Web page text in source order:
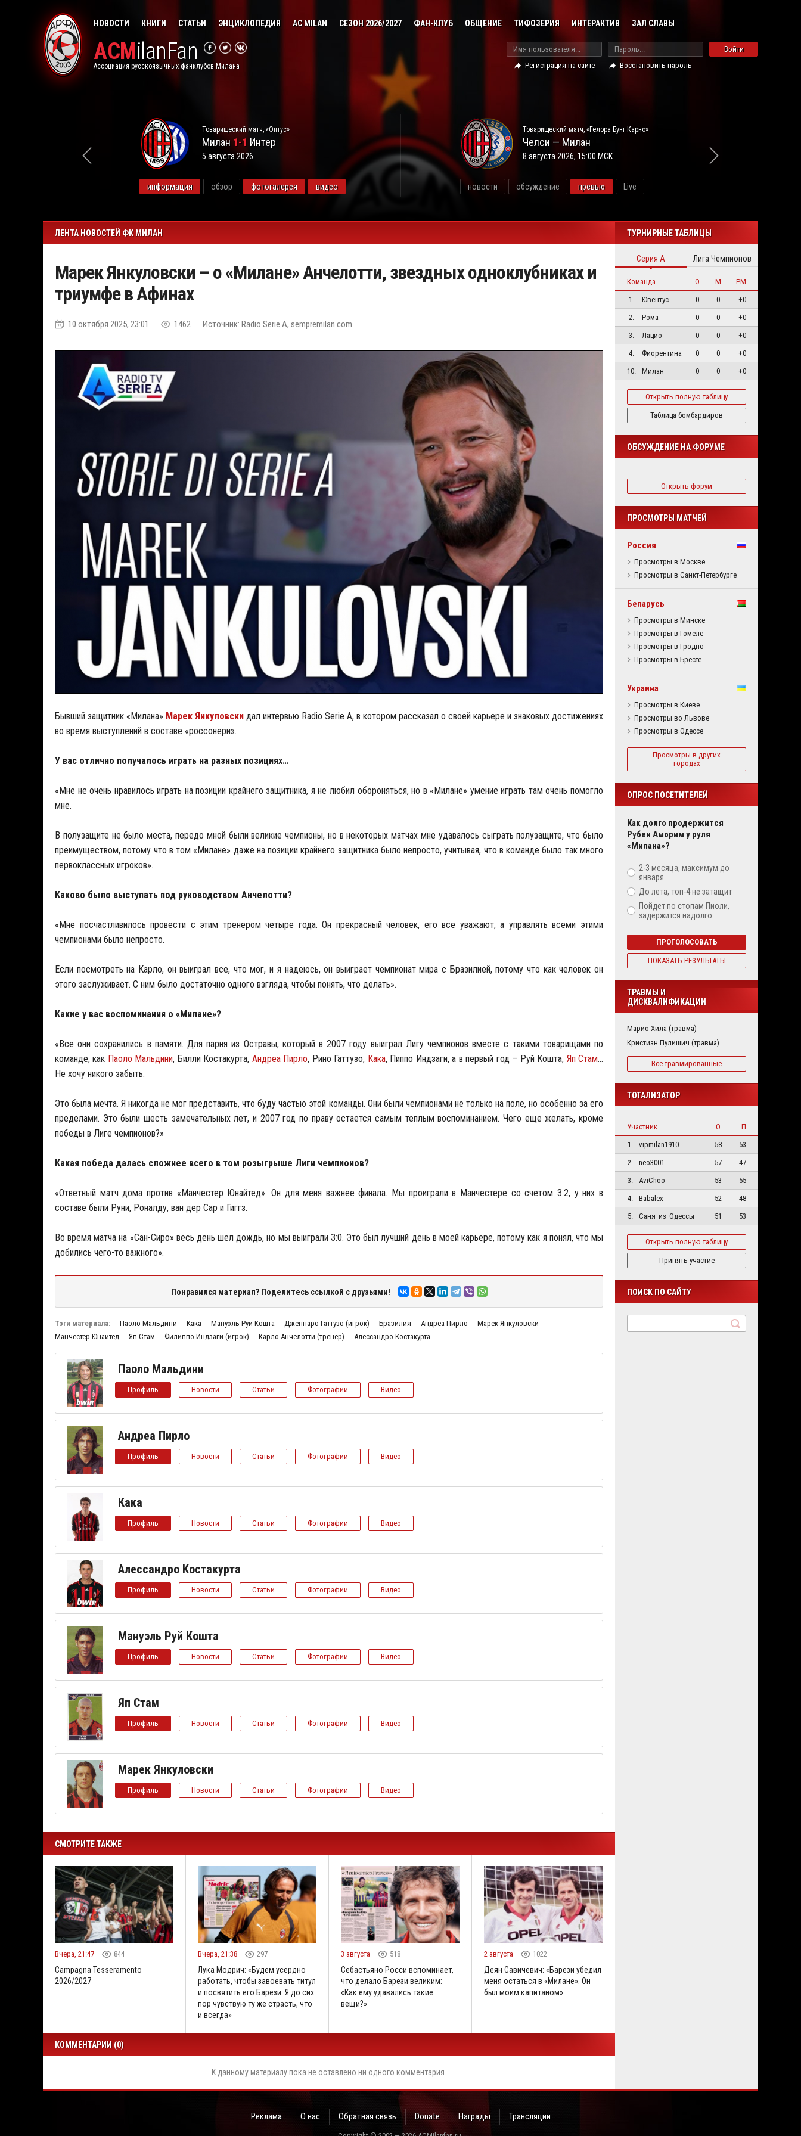
НОВОСТИ КНИГИ СТАТЬИ ЭНЦИКЛОПЕДИЯ AC MILAN СЕЗОН 2026/2027 ФАН-КЛУБ ОБЩЕНИЕ ТИФОЗЕРИЯ ИНТЕРАКТИВ ЗАЛ СЛАВЫ
ACMilanFan
Ассоциация русскоязычных фанклубов Милана
Войти
Регистрация на сайте
Восстановить пароль
Товарищеский матч, «Оптус»
Милан 1-1 Интер
5 августа 2026
информация обзор фотогалерея видео
Товарищеский матч, «Гелора Бунг Карно»
Челси — Милан
8 августа 2026, 15:00 МСК
новости обсуждение превью Live
ЛЕНТА НОВОСТЕЙ ФК МИЛАН
Марек Янкуловски – о «Милане» Анчелотти, звездных одноклубниках и
триумфе в Афинах
10 октября 2025, 23:01 1462 Источник: Radio Serie A, sempremilan.com
Бывший защитник «Милана» Марек Янкуловски дал интервью Radio Serie A, в котором рассказал о своей карьере и знаковых достижениях
во время выступлений в составе «россонери».
У вас отлично получалось играть на разных позициях…
«Мне не очень нравилось играть на позиции крайнего защитника, я не любил обороняться, но в «Милане» умение играть там очень помогло
мне.
В полузащите не было места, передо мной были великие чемпионы, но в некоторых матчах мне удавалось сыграть полузащите, что было
преимуществом, потому что в том «Милане» даже на позиции крайнего защитника было непросто, учитывая, что в команде было так много
первоклассных игроков».
Каково было выступать под руководством Анчелотти?
«Мне посчастливилось провести с этим тренером четыре года. Он прекрасный человек, его все уважают, а управлять всеми этими
чемпионами было непросто.
Если посмотреть на Карло, он выиграл все, что мог, и я надеюсь, он выиграет чемпионат мира с Бразилией, потому что как человек он
этого заслуживает. С ним было достаточно одного взгляда, чтобы понять, что делать».
Какие у вас воспоминания о «Милане»?
«Все они сохранились в памяти. Для парня из Остравы, который в 2007 году выиграл Лигу чемпионов вместе с такими товарищами по
команде, как Паоло Мальдини, Билли Костакурта, Андреа Пирло, Рино Гаттузо, Кака, Пиппо Индзаги, а в первый год – Руй Кошта, Яп Стам…
Не хочу никого забыть.
Это была мечта. Я никогда не мог представить, что буду частью этой команды. Они были чемпионами не только на поле, но особенно за его
пределами. Это были шесть замечательных лет, и 2007 год по праву остается самым теплым воспоминанием. Чего еще желать, кроме
победы в Лиге чемпионов?»
Какая победа далась сложнее всего в том розыгрыше Лиги чемпионов?
«Ответный матч дома против «Манчестер Юнайтед». Он для меня важнее финала. Мы проиграли в Манчестере со счетом 3:2, у них в
составе были Руни, Роналду, ван дер Сар и Гиггз.
Во время матча на «Сан-Сиро» весь день шел дождь, но мы выиграли 3:0. Это был лучший день в моей карьере, потому как я понял, что мы
добились чего-то важного».
Понравился материал? Поделитесь ссылкой с друзьями!
Тэги материала: Паоло Мальдини Кака Мануэль Руй Кошта Дженнаро Гаттузо (игрок) Бразилия Андреа Пирло
Марек Янкуловски
Манчестер Юнайтед
Яп Стам Филиппо Индзаги (игрок) Карло Анчелотти (тренер) Алессандро Костакурта
Паоло Мальдини
Профиль Новости Статьи Фотографии Видео
Андреа Пирло
Профиль Новости Статьи Фотографии Видео
Кака
Профиль Новости Статьи Фотографии Видео
Алессандро Костакурта
Профиль Новости Статьи Фотографии Видео
Мануэль Руй Кошта
Профиль Новости Статьи Фотографии Видео
Яп Стам
Профиль Новости Статьи Фотографии Видео
Марек Янкуловски
Профиль Новости Статьи Фотографии Видео
СМОТРИТЕ ТАКЖЕ
Вчера, 21:47 844
Campagna Tesseramento
2026/2027
Вчера, 21:38 297
Лука Модрич: «Будем усердно
работать, чтобы завоевать титул
и посвятить его Барези. Я до сих
пор чувствую ту же страсть, что
и всегда»
3 августа 518
Себастьяно Росси вспоминает,
что делало Барези великим:
«Как ему удавались такие
вещи?»
2 августа 1022
Деян Савичевич: «Барези убедил
меня остаться в «Милане». Он
был моим капитаном»
КОММЕНТАРИИ (0)
К данному материалу пока не оставлено ни одного комментария.
ТУРНИРНЫЕ ТАБЛИЦЫ
Серия А Лига Чемпионов
Команда О М
РМ
1.
Ювентус 0 0
+0
2.
Рома 0 0
+0
3.
Лацио 0 0
+0
4.
Фиорентина 0 0
+0
10.
Милан 0 0 +0
Открыть полную таблицу
Таблица бомбардиров
ОБСУЖДЕНИЕ НА ФОРУМЕ
Открыть форум
ПРОСМОТРЫ МАТЧЕЙ
Россия
Просмотры в Москве
Просмотры в Санкт-Петербурге
Беларусь
Просмотры в Минске
Просмотры в Гомеле
Просмотры в Гродно
Просмотры в Бресте
Украина
Просмотры в Киеве
Просмотры во Львове
Просмотры в Одессе
Просмотры в других
городах
ОПРОС ПОСЕТИТЕЛЕЙ
Как долго продержится
Рубен Аморим у руля
«Милана»?
2-3 месяца, максимум до
января
До лета, топ-4 не затащит
Пойдет по стопам Пиоли,
задержится надолго
ПРОГОЛОСОВАТЬ
ПОКАЗАТЬ РЕЗУЛЬТАТЫ
ТРАВМЫ И
ДИСКВАЛИФИКАЦИИ
Марио Хила (травма)
Кристиан Пулишич (травма)
Все травмированные
ТОТАЛИЗАТОР
Участник О
П
1.
vipmilan1910 58
53
2.
neo3001 57
47
3.
AviChoo 53
55
4.
Babalex 52
48
5.
Саня_из_Одессы 51 53
Открыть полную таблицу
Принять участие
ПОИСК ПО САЙТУ
Реклама О нас Обратная связь Donate Награды Трансляции